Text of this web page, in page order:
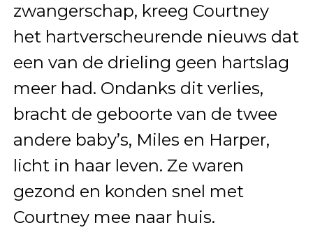
zwangerschap, kreeg Courtney
het hartverscheurende nieuws dat
een van de drieling geen hartslag
meer had. Ondanks dit verlies,
bracht de geboorte van de twee
andere baby’s, Miles en Harper,
licht in haar leven. Ze waren
gezond en konden snel met
Courtney mee naar huis.